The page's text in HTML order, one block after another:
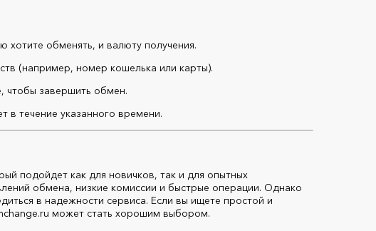
хотите обменять, и валюту получения.
(например, номер кошелька или карты).
чтобы завершить обмен.
в течение указанного времени.
подойдет как для новичков, так и для опытных
обмена, низкие комиссии и быстрые операции. Однако
в надежности сервиса. Если вы ищете простой и
может стать хорошим выбором.